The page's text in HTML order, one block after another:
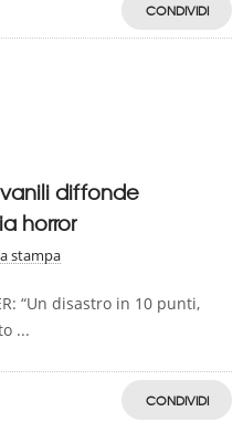
CONDIVIDI
diffonde
horror
stampa
“Un disastro in 10 punti,
...
CONDIVIDI